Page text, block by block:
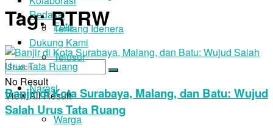
Redaksi
Tentang Idenera
Dukung Kami
No Result
View All Result
Foto
Telusur
Narasi
Warga
Tag:RTRW
Banjir di Kota Surabaya, Malang, dan Batu: Wujud
Salah Urus Tata Ruang